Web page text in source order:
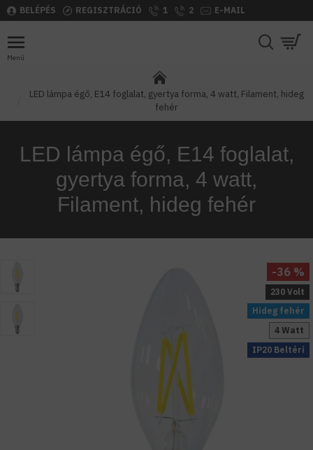
BELÉPÉS REGISZTRÁCIÓ 1 2 E-MAIL
LED lámpa égő, E14 foglalat, gyertya forma, 4 watt, Filament, hideg
fehér
LED lámpa égő, E14 foglalat,
gyertya forma, 4 watt,
Filament, hideg fehér
Hideg fehér
IP20 Beltéri
4 Watt
230 Volt
-36 %